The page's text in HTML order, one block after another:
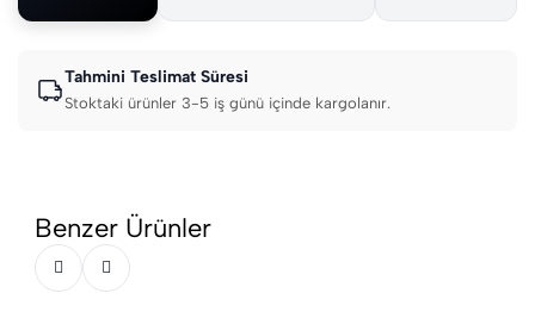
Tahmini Teslimat Süresi
Stoktaki ürünler 3-5 iş günü içinde kargolanır.
Benzer Ürünler